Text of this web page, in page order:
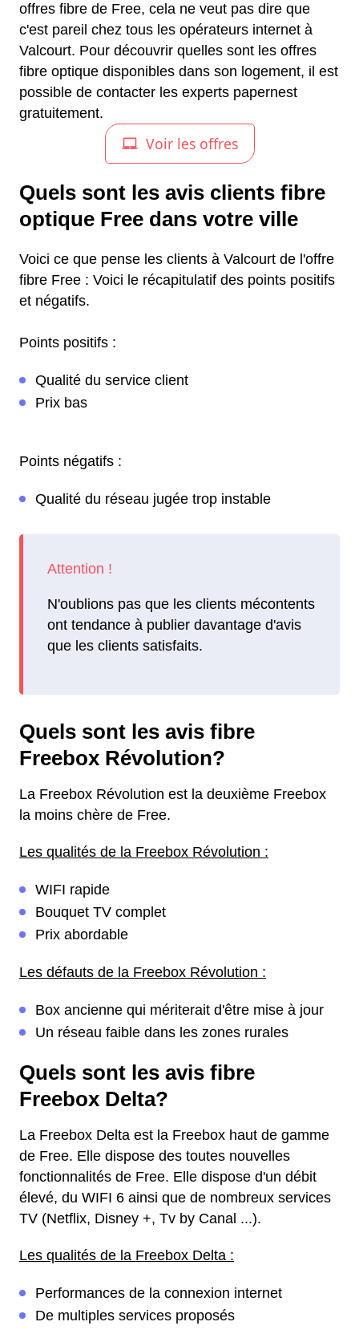
offres fibre de Free, cela ne veut pas dire que
c'est pareil chez tous les opérateurs internet à
Valcourt. Pour découvrir quelles sont les offres
fibre optique disponibles dans son logement, il est
possible de contacter les experts papernest
gratuitement.
Quels sont les avis clients fibre
optique Free dans votre ville
Voici ce que pense les clients à Valcourt de l'offre
fibre Free : Voici le récapitulatif des points positifs
et négatifs.
Points positifs :
Qualité du service client
Prix bas
Points négatifs :
Qualité du réseau jugée trop instable
N'oublions pas que les clients mécontents
ont tendance à publier davantage d'avis
que les clients satisfaits.
Quels sont les avis fibre
Freebox Révolution?
La Freebox Révolution est la deuxième Freebox
la moins chère de Free.
Les qualités de la Freebox Révolution :
WIFI rapide
Bouquet TV complet
Prix abordable
Les défauts de la Freebox Révolution :
Box ancienne qui mériterait d'être mise à jour
Un réseau faible dans les zones rurales
Quels sont les avis fibre
Freebox Delta?
La Freebox Delta est la Freebox haut de gamme
de Free. Elle dispose des toutes nouvelles
fonctionnalités de Free. Elle dispose d'un débit
élevé, du WIFI 6 ainsi que de nombreux services
TV (Netflix, Disney +, Tv by Canal ...).
Les qualités de la Freebox Delta :
Performances de la connexion internet
De multiples services proposés